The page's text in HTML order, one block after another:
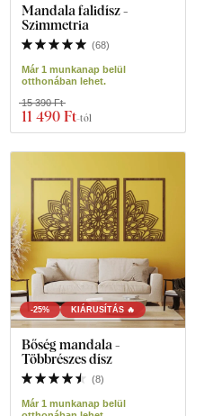
Mandala falidísz -
Szimmetria
(68)
Már 1 munkanap belül
otthonában lehet.
11 490 Ft-tól
15 390 Ft
-25% KIÁRUSÍTÁS 🔥
Bőség mandala -
Többrészes dísz
(8)
Már 1 munkanap belül